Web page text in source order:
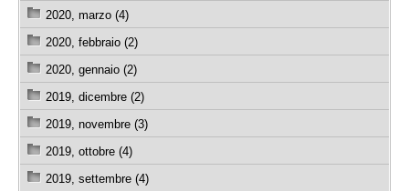
2020, marzo (4)
2020, febbraio (2)
2020, gennaio (2)
2019, dicembre (2)
2019, novembre (3)
2019, ottobre (4)
2019, settembre (4)